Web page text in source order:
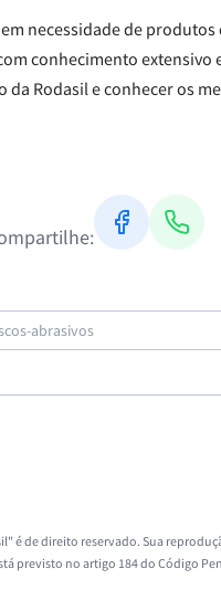
necessidade de
conhecimento
da Rodasil e conhecer os
é de direito reservado. Sua
previsto no artigo 184 do Código